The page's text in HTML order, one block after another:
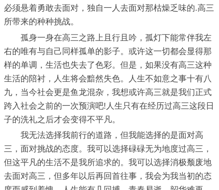
必须悬着勇敢去面对，独自一人去面对那枯燥乏味的.高三
所带来的种种挑战。
孤身一身在高三之路上且行且吟，孤灯下能常伴我左
右的唯有与自己同样孤单的影子。或许这一切都会显得那
样的单调，生活也失去了色彩。但是，如果没有高三这种
生活的陪衬，人生将会黯然失色。人生不如意之事十有八
九，当今社会更是鱼龙混杂，我想或许高三就是我们正式
跨入社会之前的一次预演吧!人生只有在经历过高三这段日
子的洗礼之后才会变得不平凡。
我无法选择我前行的道路，但我能选择的是面对高
三，面对挑战的态度。我可以选择碌碌无为地度过高三，
但这平凡的生活不是我所追求的。我可以选择消极颓废地
去面对高三，但多年以后再回首往事，我会为我当初的态